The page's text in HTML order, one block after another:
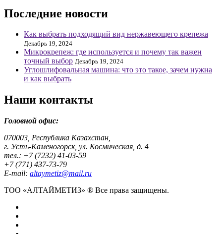
Последние новости
Как выбрать подходящий вид нержавеющего крепежа
Декабрь 19, 2024
Микрокрепеж: где используется и почему так важен
точный выбор Декабрь 19, 2024
Углошлифовальная машина: что это такое, зачем нужна
и как выбрать
Наши контакты
Головной офис:
070003, Республика Казахстан,
г. Усть-Каменогорск, ул. Космическая, д. 4
тел.: +7 (7232) 41-03-59
+7 (771) 437-73-79
E-mail: altaymetiz@mail.ru
ТОО «АЛТАЙМЕТИЗ» ® Все права защищены.